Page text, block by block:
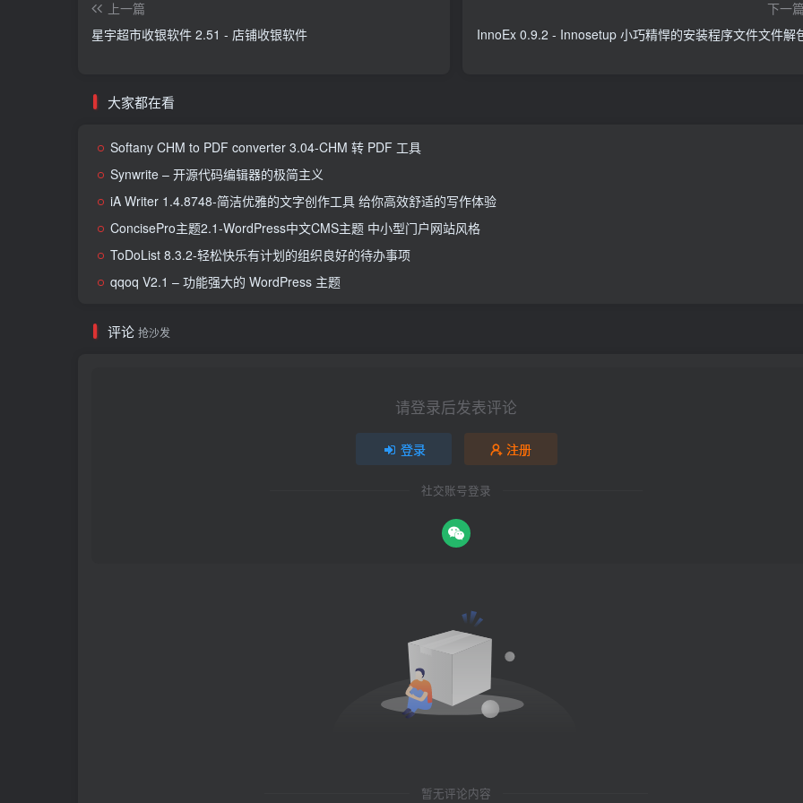
上一篇
星宇超市收银软件 2.51 - 店铺收银软件
下一篇
InnoEx 0.9.2 - Innosetup 小巧精悍的安装程序文件文件解
大家都在看
Softany CHM to PDF converter 3.04-CHM 转 PDF 工具
Synwrite – 开源代码编辑器的极简主义
iA Writer 1.4.8748-简洁优雅的文字创作工具 给你高效舒适的写作体验
ConcisePro主题2.1-WordPress中文CMS主题 中小型门户网站风格
ToDoList 8.3.2-轻松快乐有计划的组织良好的待办事项
qqoq V2.1 – 功能强大的 WordPress 主题
评论 抢沙发
请登录后发表评论
登录 注册
社交账号登录
暂无评论内容